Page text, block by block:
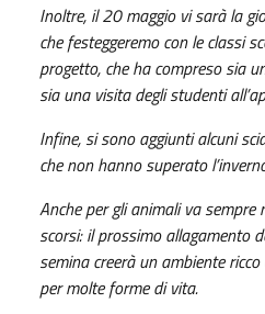
Inoltre, il 20 maggio vi sarà la
che festeggeremo con le classi
progetto, che ha compreso sia
sia una visita degli studenti
Infine, si sono aggiunti alcuni
che non hanno superato
Anche per gli animali va sempre
scorsi: il prossimo allagamento
semina creerà un ambiente
per molte forme di vita.